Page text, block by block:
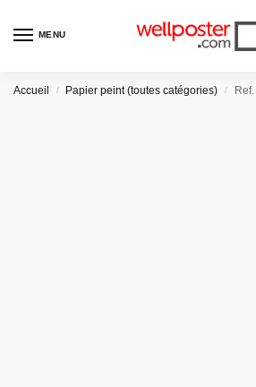
MENU
Accueil / Papier peint (toutes catégories) / Ref.